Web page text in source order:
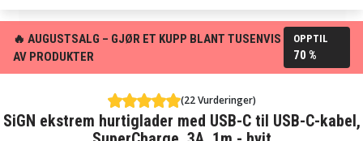
🔥 AUGUSTSALG – GJØR ET KUPP BLANT TUSENVIS
AV PRODUKTER
OPPTIL
70 %
(22 Vurderinger)
SiGN ekstrem hurtiglader med USB-C til USB-C-kabel,